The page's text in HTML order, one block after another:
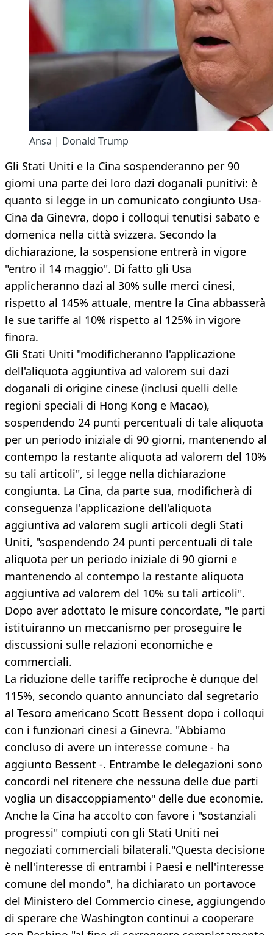
Ansa | Donald Trump
Gli Stati Uniti e la Cina sospenderanno per 90
giorni una parte dei loro dazi doganali punitivi: è
quanto si legge in un comunicato congiunto Usa-
Cina da Ginevra, dopo i colloqui tenutisi sabato e
domenica nella città svizzera. Secondo la
dichiarazione, la sospensione entrerà in vigore
"entro il 14 maggio". Di fatto gli Usa
applicheranno dazi al 30% sulle merci cinesi,
rispetto al 145% attuale, mentre la Cina abbasserà
le sue tariffe al 10% rispetto al 125% in vigore
finora.
Gli Stati Uniti "modificheranno l'applicazione
dell'aliquota aggiuntiva ad valorem sui dazi
doganali di origine cinese (inclusi quelli delle
regioni speciali di Hong Kong e Macao),
sospendendo 24 punti percentuali di tale aliquota
per un periodo iniziale di 90 giorni, mantenendo al
contempo la restante aliquota ad valorem del 10%
su tali articoli", si legge nella dichiarazione
congiunta. La Cina, da parte sua, modificherà di
conseguenza l'applicazione dell'aliquota
aggiuntiva ad valorem sugli articoli degli Stati
Uniti, "sospendendo 24 punti percentuali di tale
aliquota per un periodo iniziale di 90 giorni e
mantenendo al contempo la restante aliquota
aggiuntiva ad valorem del 10% su tali articoli".
Dopo aver adottato le misure concordate, "le parti
istituiranno un meccanismo per proseguire le
discussioni sulle relazioni economiche e
commerciali.
La riduzione delle tariffe reciproche è dunque del
115%, secondo quanto annunciato dal segretario
al Tesoro americano Scott Bessent dopo i colloqui
con i funzionari cinesi a Ginevra. "Abbiamo
concluso di avere un interesse comune - ha
aggiunto Bessent -. Entrambe le delegazioni sono
concordi nel ritenere che nessuna delle due parti
voglia un disaccoppiamento" delle due economie.
Anche la Cina ha accolto con favore i "sostanziali
progressi" compiuti con gli Stati Uniti nei
negoziati commerciali bilaterali."Questa decisione
è nell'interesse di entrambi i Paesi e nell'interesse
comune del mondo", ha dichiarato un portavoce
del Ministero del Commercio cinese, aggiungendo
di sperare che Washington continui a cooperare